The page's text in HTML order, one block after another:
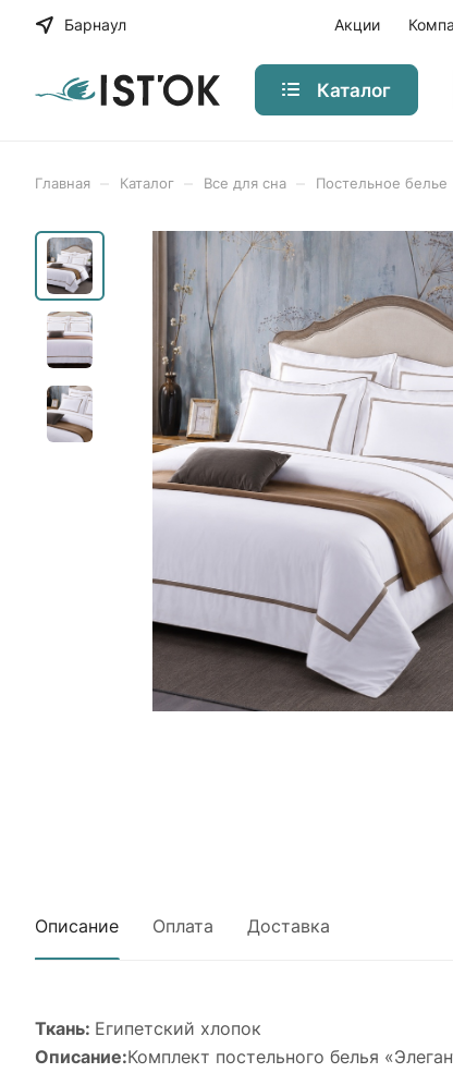
Барнаул Акции
Каталог
Главная Каталог Все для сна Постельное белье
Описание Оплата Доставка
Ткань: Египетский хлопок
Описание:Комплект постельного белья